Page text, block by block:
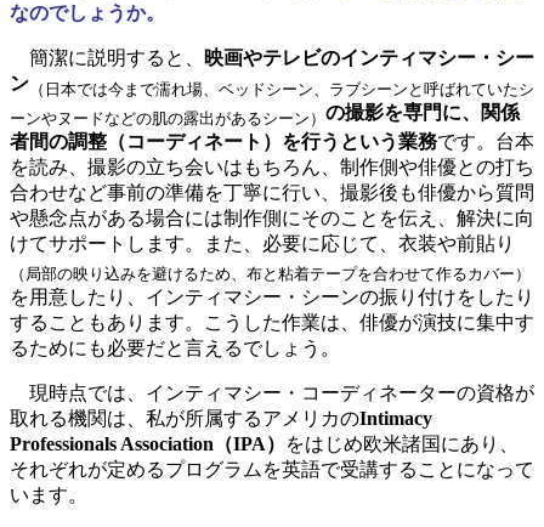
なのでしょうか。
簡潔に説明すると、
映画やテレビのインティマシー・シー
ン （日本では今まで濡れ場、ベッドシーン、ラブシーンと呼ばれていたシ
ーンやヌードなどの肌の露出があるシーン） の撮影を専門に、関係
者間の調整（コーディネート）を行うという業務です。台本
を読み、撮影の立ち会いはもちろん、制作側や俳優との打ち
合わせなど事前の準備を丁寧に行い、撮影後も俳優から質問
や懸念点がある場合には制作側にそのことを伝え、解決に向
けてサポートします。また、必要に応じて、衣装や前貼り
（局部の映り込みを避けるため、布と粘着テープを合わせて作るカバー）
を用意したり、インティマシー・シーンの振り付けをしたり
することもあります。こうした作業は、俳優が演技に集中す
るためにも必要だと言えるでしょう。
現時点では、インティマシー・コーディネーターの資格が
取れる機関は、私が所属するアメリカのIntimacy
Professionals Association（IPA）
をはじめ欧米諸国にあり、
それぞれが定めるプログラムを英語で受講することになって
います。